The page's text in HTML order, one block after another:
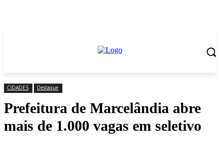
CIDADES Destaque
Prefeitura de Marcelândia abre
mais de 1.000 vagas em seletivo